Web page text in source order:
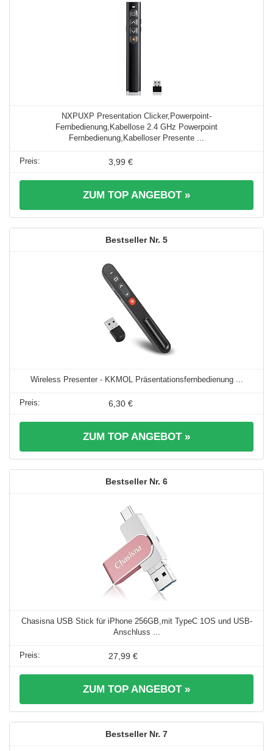
NXPUXP Presentation Clicker,Powerpoint-
Fernbedienung,Kabellose 2.4 GHz Powerpoint
Fernbedienung,Kabelloser Presente ...
3,99 €
ZUM TOP ANGEBOT »
5
Wireless Presenter - KKMOL Präsentationsfernbedienung ...
6,30 €
ZUM TOP ANGEBOT »
6
Chasisna USB Stick für iPhone 256GB,mit TypeC 1OS und USB-
Anschluss ...
27,99 €
ZUM TOP ANGEBOT »
7